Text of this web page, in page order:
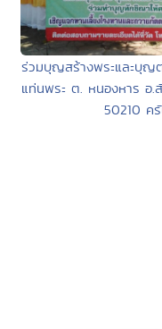
ร่วมบุญสร้างพระและบุญ
แท่นพระ ต. หนองหาร อ.
50210 ค